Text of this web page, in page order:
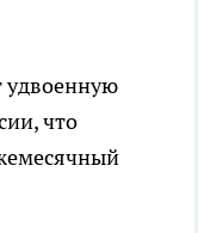
удвоенную
что